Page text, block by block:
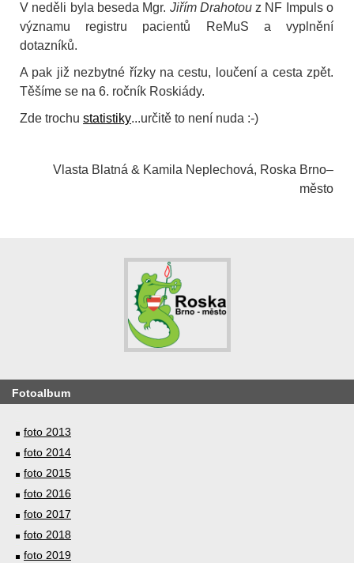
V neděli byla beseda Mgr. Jiřím Drahotouz NF Impuls o
významu registru pacientů ReMuS a vyplnění
dotazníků.
A pak již nezbytné řízky na cestu, loučení a cesta zpět.
Těšíme se na 6. ročník Roskiády.
Zde trochu statistiky...určitě to není nuda :-)
Vlasta Blatná & Kamila Neplechová, Roska Brno–
město
Fotoalbum
foto 2013
foto 2014
foto 2015
foto 2016
foto 2017
foto 2018
foto 2019